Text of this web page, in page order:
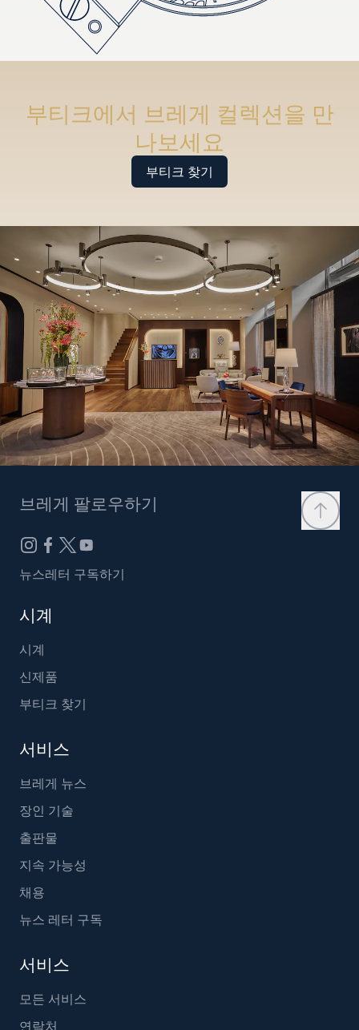
부티크에서 브레게 컬렉션을 만
나보세요
부티크 찾기
브레게 팔로우하기
뉴스레터 구독하기
시계
시계
신제품
부티크 찾기
서비스
브레게 뉴스
장인 기술
출판물
지속 가능성
채용
뉴스 레터 구독
서비스
모든 서비스
연락처